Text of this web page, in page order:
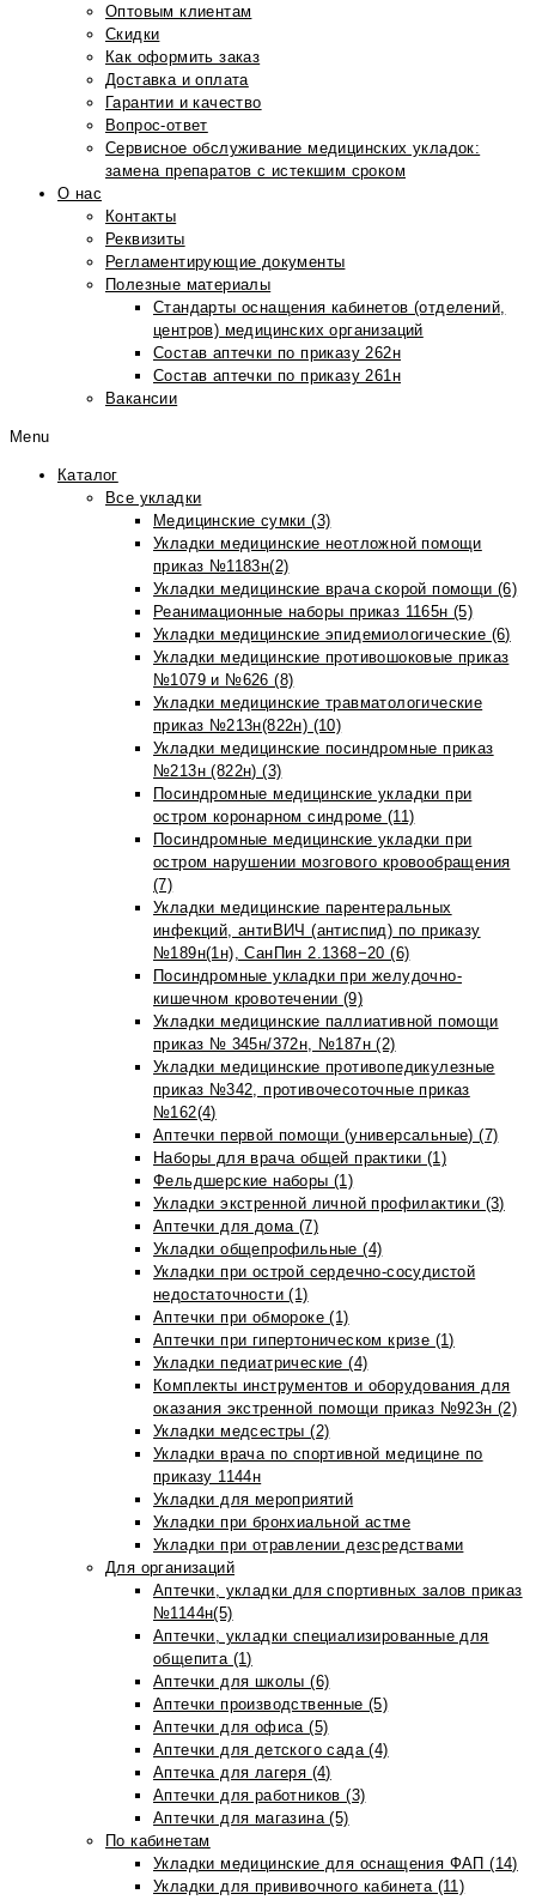
Оптовым клиентам
Скидки
Как оформить заказ
Доставка и оплата
Гарантии и качество
Вопрос-ответ
Сервисное обслуживание медицинских укладок:
замена препаратов с истекшим сроком
О нас
Контакты
Реквизиты
Регламентирующие документы
Полезные материалы
Стандарты оснащения кабинетов (отделений,
центров) медицинских организаций
Состав аптечки по приказу 262н
Состав аптечки по приказу 261н
Вакансии
Menu
Каталог
Все укладки
Медицинские сумки (3)
Укладки медицинские неотложной помощи
приказ №1183н(2)
Укладки медицинские врача скорой помощи (6)
Реанимационные наборы приказ 1165н (5)
Укладки медицинские эпидемиологические (6)
Укладки медицинские противошоковые приказ
№1079 и №626 (8)
Укладки медицинские травматологические
приказ №213н(822н) (10)
Укладки медицинские посиндромные приказ
№213н (822н) (3)
Посиндромные медицинские укладки при
остром коронарном синдроме (11)
Посиндромные медицинские укладки при
остром нарушении мозгового кровообращения
(7)
Укладки медицинские парентеральных
инфекций, антиВИЧ (антиспид) по приказу
№189н(1н), СанПин 2.1368−20 (6)
Посиндромные укладки при желудочно-
кишечном кровотечении (9)
Укладки медицинские паллиативной помощи
приказ № 345н/372н, №187н (2)
Укладки медицинские противопедикулезные
приказ №342, противочесоточные приказ
№162(4)
Аптечки первой помощи (универсальные) (7)
Наборы для врача общей практики (1)
Фельдшерские наборы (1)
Укладки экстренной личной профилактики (3)
Аптечки для дома (7)
Укладки общепрофильные (4)
Укладки при острой сердечно-сосудистой
недостаточности (1)
Аптечки при обмороке (1)
Аптечки при гипертоническом кризе (1)
Укладки педиатрические (4)
Комплекты инструментов и оборудования для
оказания экстренной помощи приказ №923н (2)
Укладки медсестры (2)
Укладки врача по спортивной медицине по
приказу 1144н
Укладки для мероприятий
Укладки при бронхиальной астме
Укладки при отравлении дезсредствами
Для организаций
Аптечки, укладки для спортивных залов приказ
№1144н(5)
Аптечки, укладки специализированные для
общепита (1)
Аптечки для школы (6)
Аптечки производственные (5)
Аптечки для офиса (5)
Аптечки для детского сада (4)
Аптечка для лагеря (4)
Аптечки для работников (3)
Аптечки для магазина (5)
По кабинетам
Укладки медицинские для оснащения ФАП (14)
Укладки для прививочного кабинета (11)